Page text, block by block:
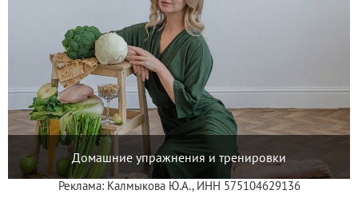
Домашние упражнения и тренировки
Реклама: Калмыкова Ю.А., ИНН 575104629136